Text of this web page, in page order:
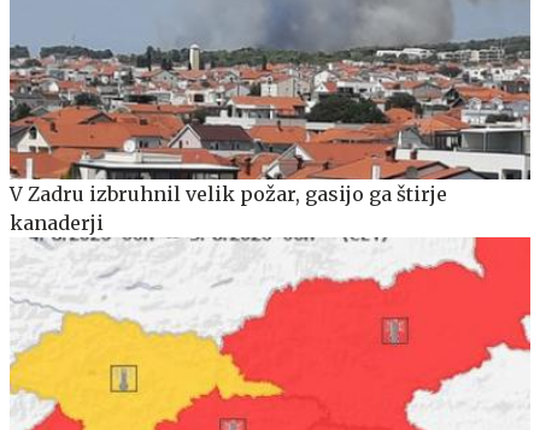
V Zadru izbruhnil velik požar, gasijo ga štirje
kanaderji